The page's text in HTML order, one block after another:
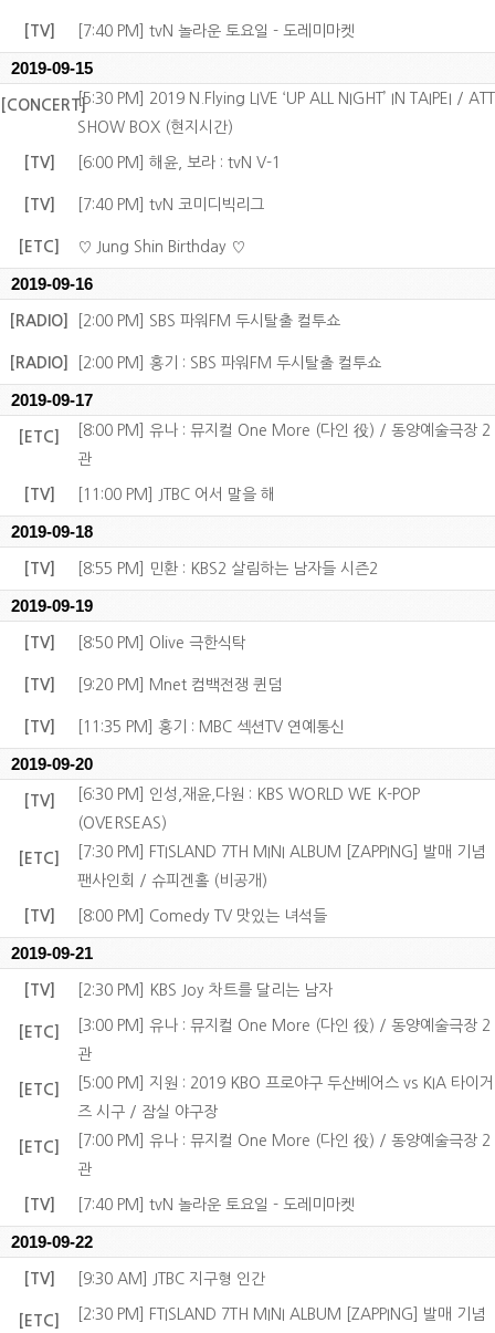
[TV] [7:40 PM] tvN 놀라운 토요일 - 도레미마켓
2019-09-15
[CONCERT][5:30 PM] 2019 N.Flying LIVE ‘UP ALL NIGHT’ IN TAIPEI / ATT
SHOW BOX (현지시간)
[TV] [6:00 PM] 해윤, 보라 : tvN V-1
[TV] [7:40 PM] tvN 코미디빅리그
[ETC] ♡ Jung Shin Birthday ♡
2019-09-16
[RADIO] [2:00 PM] SBS 파워FM 두시탈출 컬투쇼
[RADIO] [2:00 PM] 홍기 : SBS 파워FM 두시탈출 컬투쇼
2019-09-17
[ETC]
[8:00 PM] 유나 : 뮤지컬 One More (다인 役) / 동양예술극장 2
관
[TV] [11:00 PM] JTBC 어서 말을 해
2019-09-18
[TV] [8:55 PM] 민환 : KBS2 살림하는 남자들 시즌2
2019-09-19
[TV] [8:50 PM] Olive 극한식탁
[TV] [9:20 PM] Mnet 컴백전쟁 퀸덤
[TV] [11:35 PM] 홍기 : MBC 섹션TV 연예통신
2019-09-20
[TV]
[6:30 PM] 인성,재윤,다원 : KBS WORLD WE K-POP
(OVERSEAS)
[ETC]
[7:30 PM] FTISLAND 7TH MINI ALBUM [ZAPPING] 발매 기념
팬사인회 / 슈피겐홀 (비공개)
[TV] [8:00 PM] Comedy TV 맛있는 녀석들
2019-09-21
[TV] [2:30 PM] KBS Joy 차트를 달리는 남자
[ETC]
[3:00 PM] 유나 : 뮤지컬 One More (다인 役) / 동양예술극장 2
관
[ETC]
[5:00 PM] 지원 : 2019 KBO 프로야구 두산베어스 vs KIA 타이거
즈 시구 / 잠실 야구장
[ETC]
[7:00 PM] 유나 : 뮤지컬 One More (다인 役) / 동양예술극장 2
관
[TV] [7:40 PM] tvN 놀라운 토요일 - 도레미마켓
2019-09-22
[TV] [9:30 AM] JTBC 지구형 인간
[ETC]
[2:30 PM] FTISLAND 7TH MINI ALBUM [ZAPPING] 발매 기념